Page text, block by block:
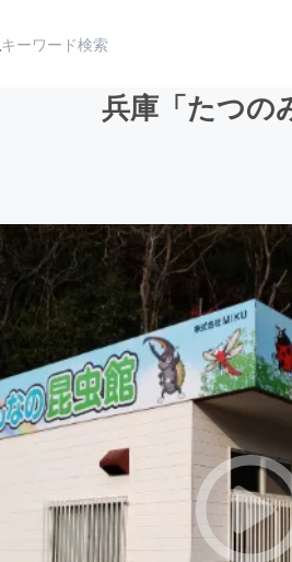
アート・写真
テクノロジー・ガジェット
映像・映画
ビジネス・起業
まちづくり・地域活性化
兵庫「たつの